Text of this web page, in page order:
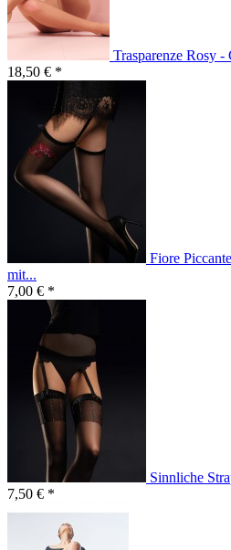
Trasparenze Rosy -
18,50 € *
Fiore
mit...
7,00 € *
Sinnliche
7,50 € *